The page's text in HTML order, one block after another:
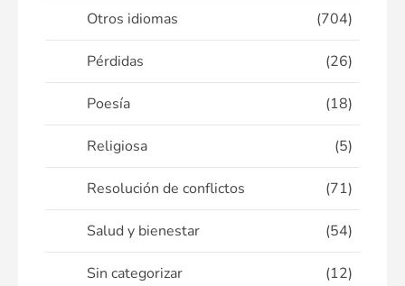
Otros idiomas (704)
Pérdidas (26)
Poesía (18)
Religiosa (5)
Resolución de conflictos (71)
Salud y bienestar (54)
Sin categorizar (12)